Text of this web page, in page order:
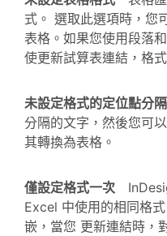
式。 選取此選項時，您
表格。如果您使用段落
使更新試算表連結，格
未設定格式的定位點分
分隔的文字，然後您可
其轉換為表格。
僅設定格式一次
Excel 中使用的相同格
嵌，當您 更新連結時，